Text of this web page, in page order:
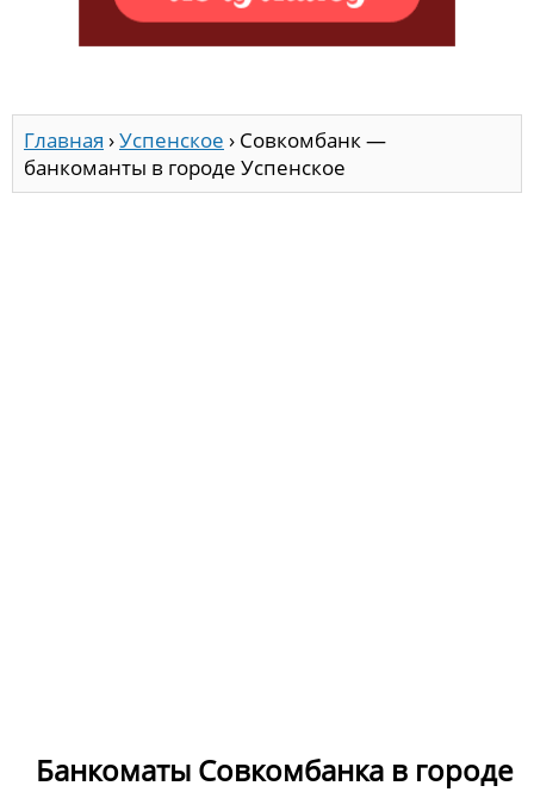
Главная ›Успенское › Совкомбанк —
банкоманты в городе Успенское
Банкоматы Совкомбанка в городе